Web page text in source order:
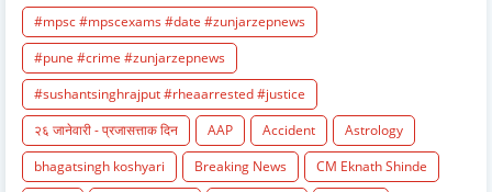
#mpsc #mpscexams #date #zunjarzepnews
#pune #crime #zunjarzepnews
#sushantsinghrajput #rheaarrested #justice
२६ जानेवारी - प्रजासत्ताक दिन
AAP Accident
Astrology
bhagatsingh koshyari
Breaking News
CM Eknath Shinde